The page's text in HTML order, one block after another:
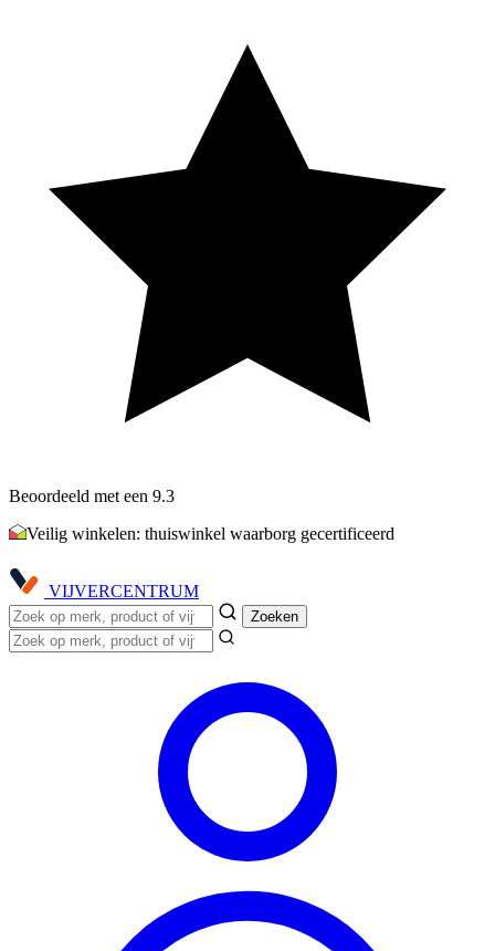
Beoordeeld met een 9.3
Veilig winkelen: thuiswinkel waarborg gecertificeerd
VIJVERCENTRUM
Zoeken